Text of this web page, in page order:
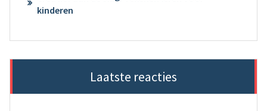
kinderen
Laatste reacties